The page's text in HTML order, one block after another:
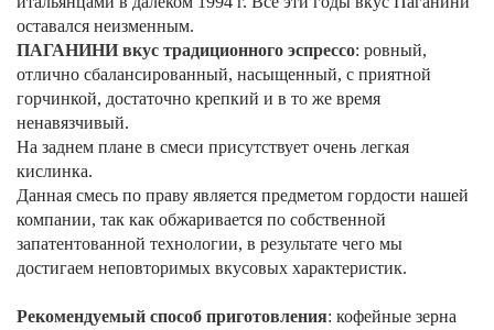
оставался неизменным.
ПАГАНИНИ вкус традиционного эспрессо: ровный,
отлично сбалансированный, насыщенный, с приятной
горчинкой, достаточно крепкий и в то же время
ненавязчивый.
На заднем плане в смеси присутствует очень легкая
кислинка.
Данная смесь по праву является предметом гордости нашей
компании, так как обжаривается по собственной
запатентованной технологии, в результате чего мы
достигаем неповторимых вкусовых характеристик.
Рекомендуемый способ приготовления: кофейные зерна